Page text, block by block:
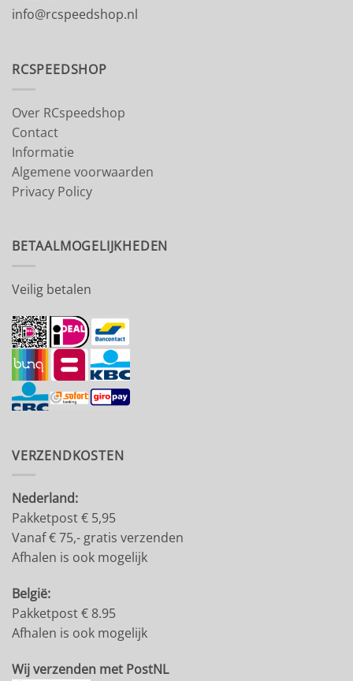
info@rcspeedshop.nl
RCSPEEDSHOP
Over RCspeedshop
Contact
Informatie
Algemene voorwaarden
Privacy Policy
BETAALMOGELIJKHEDEN
Veilig betalen
VERZENDKOSTEN
Nederland:
Pakketpost € 5,95
Vanaf € 75,- gratis verzenden
Afhalen is ook mogelijk
België:
Pakketpost € 8.95
Afhalen is ook mogelijk
Wij verzenden met PostNL